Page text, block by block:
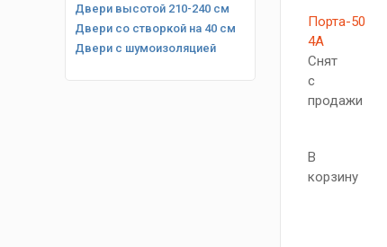
Двери высотой 210-240 см
Двери со створкой на 40 см
Двери с шумоизоляцией
Порта-50
4A
Снят
с
продажи
В
корзину